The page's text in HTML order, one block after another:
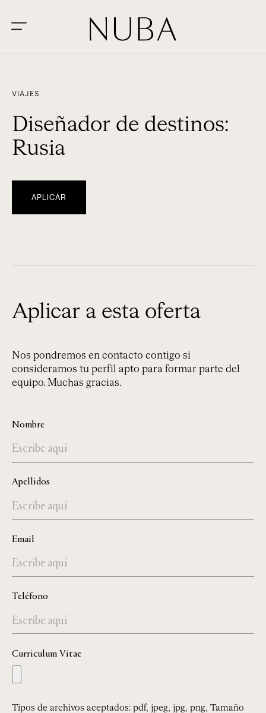
VIAJES
Diseñador de destinos:
Rusia
APLICAR
Aplicar a esta oferta
Nos pondremos en contacto contigo si
consideramos tu perfil apto para formar parte del
equipo. Muchas gracias.
Nombre
Apellidos
Email
Teléfono
Curriculum Vitae
Tipos de archivos aceptados: pdf, jpeg, jpg, png, Tamaño